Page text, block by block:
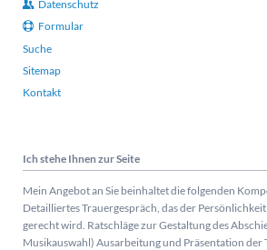
Datenschutz
Formular
Suche
Sitemap
Kontakt
Ich stehe Ihnen zur Seite
Mein Angebot an Sie beinhaltet die folgenden
Detailliertes Trauergespräch, das der
gerecht wird. Ratschläge zur Gestaltung des
Musikauswahl) Ausarbeitung und Präsentation der